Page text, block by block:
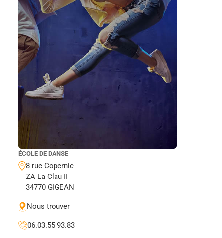
ÉCOLE DE DANSE
8 rue Copernic
ZA La Clau II
34770 GIGEAN
Nous trouver
06.03.55.93.83